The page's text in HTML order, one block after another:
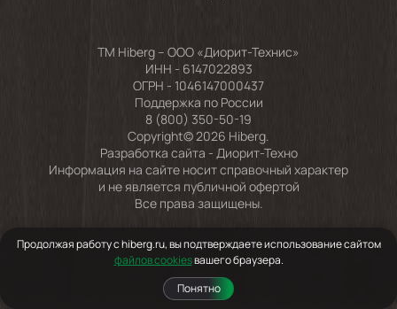
TM Hiberg – ООО «Диорит-Технис»
ИНН - 6147022893
ОГРН - 1046147000437
Поддержка по России
8 (800) 350-50-19
Copyright© 2026 Hiberg.
Разработка сайта - Диорит-Техно
Информация на сайте носит справочный характер
и не является публичной офертой
Все права защищены.
Продолжая работу с hiberg.ru, вы подтверждаете использование сайтом
файлов cookiesвашего браузера.
Понятно